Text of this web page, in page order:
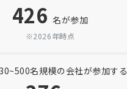
426 名が参加
※2026年時点
名規模の会社が参加する